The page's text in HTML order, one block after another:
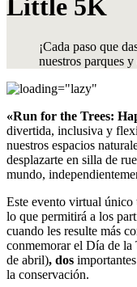
Little 5K
¡Cada paso que
nuestros parques y
«Run for the Trees:
divertida, inclusiva y
nuestros espacios
desplazarte en silla de
mundo,
Este evento virtual único
lo que permitirá a los
cuando les resulte más
conmemorarel Día de la
de abril), dos
la conservación.